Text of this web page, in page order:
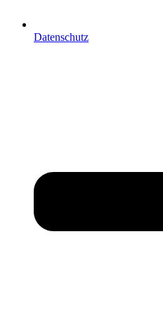
Datenschutz